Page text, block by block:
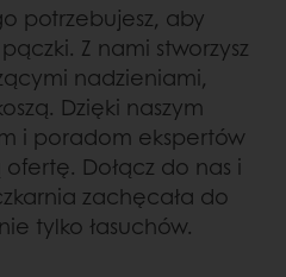
potrzebujesz, aby
Z nami stworzysz
nadzieniami,
Dzięki naszym
i poradom ekspertów
Dołącz do nas i
zachęcała do
tylko łasuchów.